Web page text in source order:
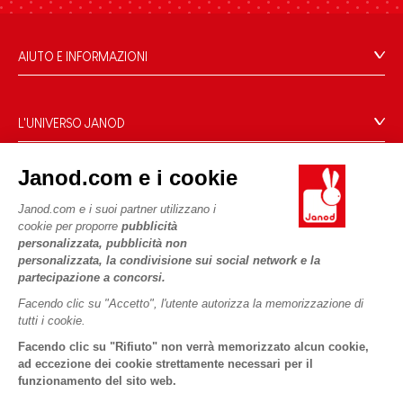
Janod.com e i cookie
Janod.com e i suoi partner utilizzano i
cookie per proporre pubblicità
personalizzata, pubblicità non
personalizzata, la condivisione sui social network e la
partecipazione a concorsi.
Facendo clic su "Accetto", l'utente autorizza la memorizzazione di
tutti i cookie.
Facendo clic su "Rifiuto" non verrà memorizzato alcun cookie,
ad eccezione dei cookie strettamente necessari per il
funzionamento del sito web.
AIUTO E INFORMAZIONI
Domande Frequenti
Contatti
Negozi
Termini delle offerte
Dati personali
Cookies
Termini delle offerte
L'UNIVERSO JANOD
Le nostre attività
Impegni di RSI
Cos'è FSC®?
I NOSTRI SERVIZI
Pagamento
Acquista ora, paga dopo
Spedizione
Video
Regole di gioco e istruzioni
Pezzi staccati
Attività per bambini da scaricare
PROFESSIONALE
Contatti stampa
SEGUICI